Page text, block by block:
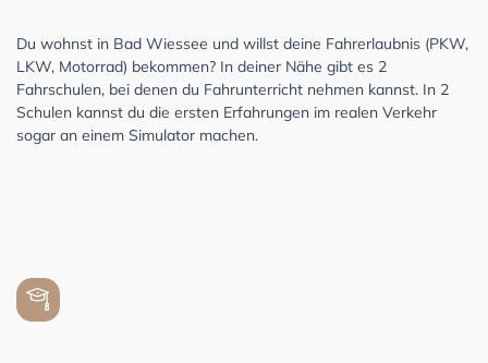
Du wohnst in Bad Wiessee und willst deine Fahrerlaubnis (PKW,
LKW, Motorrad) bekommen? In deiner Nähe gibt es 2
Fahrschulen, bei denen du Fahrunterricht nehmen kannst. In 2
Schulen kannst du die ersten Erfahrungen im realen Verkehr
sogar an einem Simulator machen.